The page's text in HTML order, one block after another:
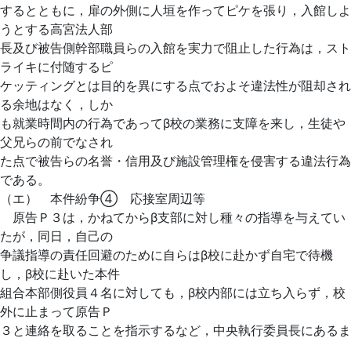
するとともに，扉の外側に人垣を作ってピケを張り，入館しよ
うとする高宮法人部
長及び被告側幹部職員らの入館を実力で阻止した行為は，スト
ライキに付随するピ
ケッティングとは目的を異にする点でおよそ違法性が阻却され
る余地はなく，しか
も就業時間内の行為であってβ校の業務に支障を来し，生徒や
父兄らの前でなされ
た点で被告らの名誉・信用及び施設管理権を侵害する違法行為
である。
（エ） 本件紛争④ 応接室周辺等
原告Ｐ３は，かねてからβ支部に対し種々の指導を与えてい
たが，同日，自己の
争議指導の責任回避のために自らはβ校に赴かず自宅で待機
し，β校に赴いた本件
組合本部側役員４名に対しても，β校内部には立ち入らず，校
外に止まって原告Ｐ
３と連絡を取ることを指示するなど，中央執行委員長にあるま